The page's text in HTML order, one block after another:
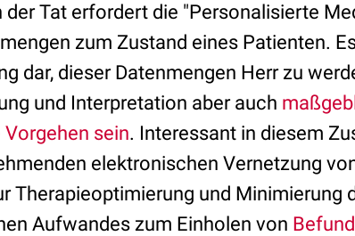
der Tat erfordert die "Personalisierte
zum Zustand eines Patienten.
dar, dieser Datenmengen Herr zu
und Interpretation aber auch
sein. Interessant in diesem
elektronischen Vernetzung
Therapieoptimierung und Minimierung
Aufwandes zum Einholen von